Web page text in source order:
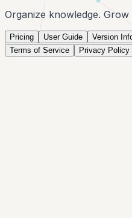
Organize knowledge.
Pricing User Guide
Version
Terms of Service
Privacy Policy